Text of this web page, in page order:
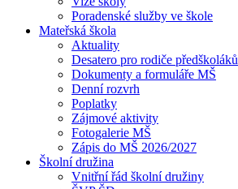
Poradenské služby ve škole
Mateřská škola
Aktuality
Desatero pro rodiče předškoláků
Dokumenty a formuláře MŠ
Denní rozvrh
Poplatky
Zájmové aktivity
Fotogalerie MŠ
Zápis do MŠ 2026/2027
Školní družina
Vnitřní řád školní družiny